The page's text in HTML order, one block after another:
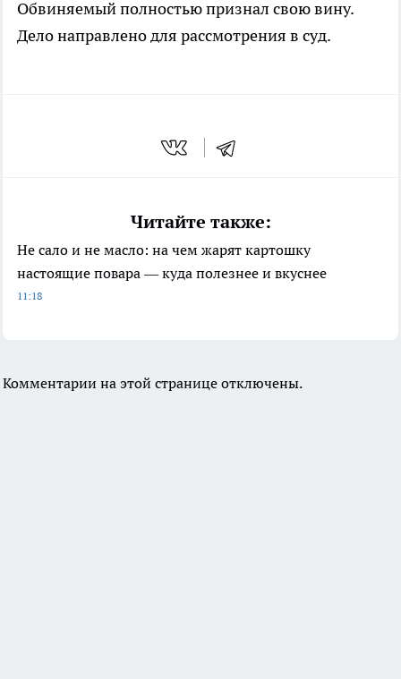
Обвиняемый полностью признал свою вину.
Дело направлено для рассмотрения в суд.
Читайте также:
Не сало и не масло: на чем жарят картошку
настоящие повара — куда полезнее и вкуснее
11:18
Комментарии на этой странице отключены.